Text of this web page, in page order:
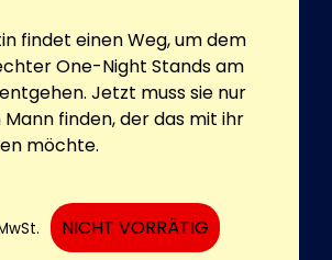
findet einen Weg, um dem
One-Night Stands am
Jetzt muss sie nur
finden, der das mit ihr
möchte.
NICHT VORRÄTIG